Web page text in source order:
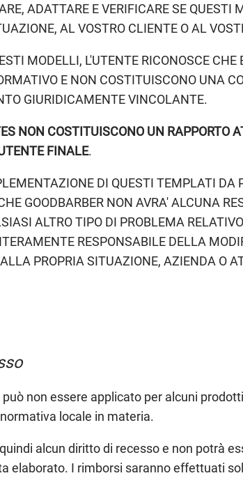
ADATTARE E VERIFICARE SE
AL VOSTRO CLIENTE O AL
MODELLI, L'UTENTE RICONOSCE
E NON COSTITUISCONO UNA
GIURIDICAMENTE VINCOLANTE.
NON COSTITUISCONO UN RAPPORTO
FINALE.
DI QUESTI TEMPLATI DA
GOODBARBER NON AVRA' ALCUNA
ALTRO TIPO DI PROBLEMA
RESPONSABILE DELLA
ALLA PROPRIA SITUAZIONE, AZIENDA O
può non essere applicato per alcuni
normativa locale in materia.
quindi alcun diritto di recesso e non potrà
elaborato. I rimborsi saranno effettuati